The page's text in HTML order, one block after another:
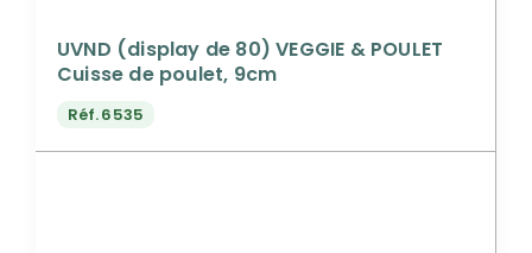
UVND (display de 80) VEGGIE & POULET
Cuisse de poulet, 9cm
Réf.6535